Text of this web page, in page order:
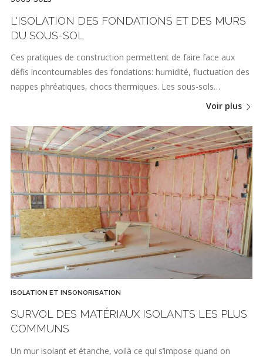
L'ISOLATION DES FONDATIONS ET DES MURS
DU SOUS-SOL
Ces pratiques de construction permettent de faire face aux
défis incontournables des fondations: humidité, fluctuation des
nappes phréatiques, chocs thermiques. Les sous-sols…
Voir plus
ISOLATION ET INSONORISATION
SURVOL DES MATÉRIAUX ISOLANTS LES PLUS
COMMUNS
Un mur isolant et étanche, voilà ce qui s’impose quand on